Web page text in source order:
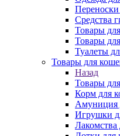
Переноски
Средства
Товары
Товары
Туалеты
Товары для
Назад
Товары
Корм для
Амуниция
Игрушки
Лакомства